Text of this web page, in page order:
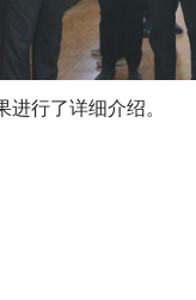
行了详细介绍。